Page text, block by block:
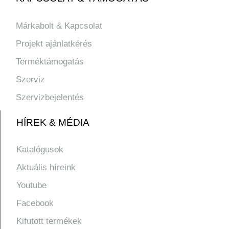
Márkabolt & Kapcsolat
Projekt ajánlatkérés
Terméktámogatás
Szerviz
Szervizbejelentés
HÍREK & MÉDIA
Katalógusok
Aktuális híreink
Youtube
Facebook
Kifutott termékek